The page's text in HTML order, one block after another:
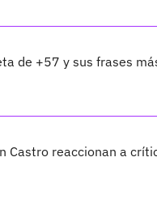
de +57 y sus frases
Castro reaccionan a